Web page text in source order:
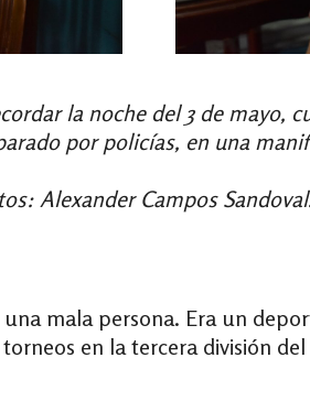
la noche del 3 de mayo,
por policías, en una
Alexander Campos
mala persona. Era un
en la tercera división